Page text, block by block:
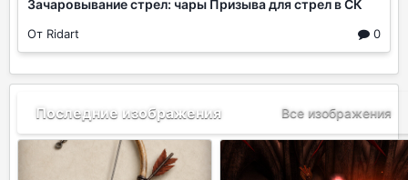
Зачаровывание стрел: чары Призыва для стрел в СК
От Ridart 0
Последние изображения Все изображения